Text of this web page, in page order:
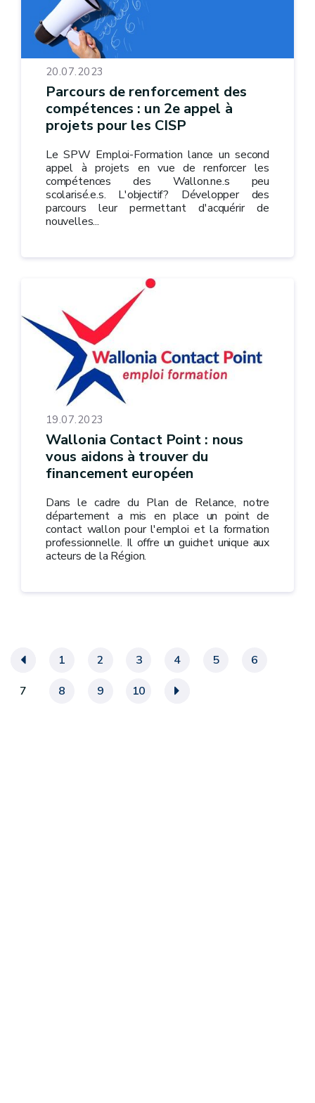
20.07.2023
Parcours de renforcement des
compétences : un 2e appel à
projets pour les CISP
Le SPW Emploi-Formation lance un second
appel à projets en vue de renforcer les
compétences des Wallon.ne.s peu
scolarisé.e.s. L'objectif? Développer des
parcours leur permettant d'acquérir de
nouvelles...
19.07.2023
Wallonia Contact Point : nous
vous aidons à trouver du
financement européen
Dans le cadre du Plan de Relance, notre
département a mis en place un point de
contact wallon pour l'emploi et la formation
professionnelle. Il offre un guichet unique aux
acteurs de la Région.
« 1 2 3 4 5
6
7
8 9 10 »